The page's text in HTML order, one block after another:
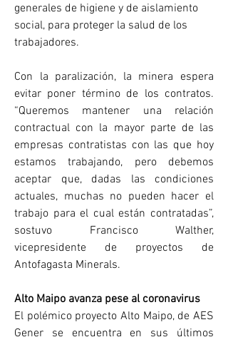
generales de higiene y de aislamiento
social, para proteger la salud de los
trabajadores.
Con la paralización, la minera espera
evitar poner término de los contratos.
“Queremos mantener una relación
contractual con la mayor parte de las
empresas contratistas con las que hoy
estamos trabajando, pero debemos
aceptar que, dadas las condiciones
actuales, muchas no pueden hacer el
trabajo para el cual están contratadas”,
sostuvo Francisco Walther,
vicepresidente de proyectos de
Antofagasta Minerals.
Alto Maipo avanza pese al coronavirus
El polémico proyecto Alto Maipo, de AES
Gener se encuentra en sus últimos